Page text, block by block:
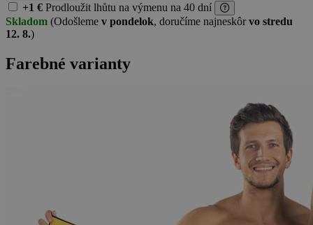
+1 € Prodloužit lhůtu na výmenu na 40 dní
Skladom (Odošleme v pondelok, doručíme najneskôrvo stredu
12. 8.)
Farebné varianty